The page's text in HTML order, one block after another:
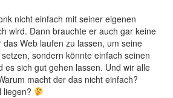
nicht einfach mit seiner eigenen
wird. Dann brauchte er auch gar keine
Web laufen zu lassen, um seine
sondern könnte einfach seinen
es sich gut gehen lassen. Und wir alle
macht der das nicht einfach?
liegen?